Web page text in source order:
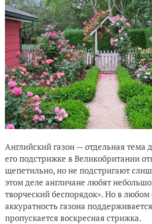
Английский газон — отдельная тема
его подстрижке в Великобритании
щепетильно, но не подстригают
этом деле англичане любят
творческий беспорядок». Но в любом
аккуратность газона
пропускается воскресная стрижка.